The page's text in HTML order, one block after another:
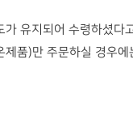
유지되어 수령하셨
품)만 주문하실 경우